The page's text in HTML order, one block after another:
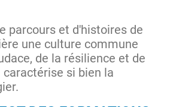
parcours et d'histoires de
une culture commune
de la résilience et de
si bien la